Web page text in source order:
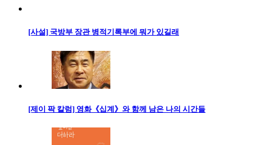
[사설] 국방부 장관 병적기록부에 뭐가 있길래
[제이 팍 칼럼] 영화《십계》와 함께 남은 나의 시간들